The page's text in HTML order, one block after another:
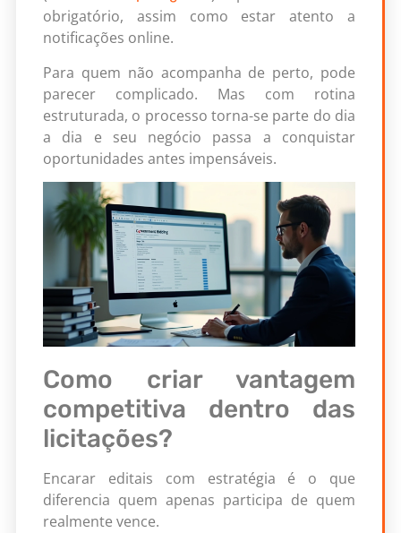
obrigatório, assim como estar atento a
notificações online.
Para quem não acompanha de perto, pode
parecer complicado. Mas com rotina
estruturada, o processo torna-se parte do dia
a dia e seu negócio passa a conquistar
oportunidades antes impensáveis.
Como criar vantagem
competitiva dentro das
licitações?
Encarar editais com estratégia é o que
diferencia quem apenas participa de quem
realmente vence.